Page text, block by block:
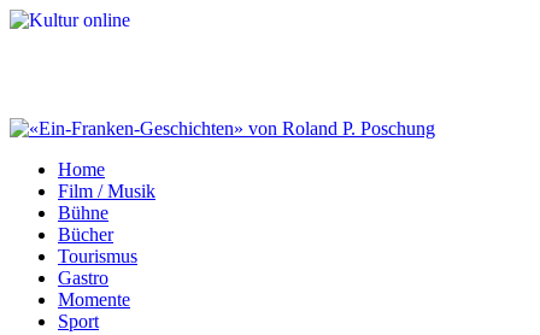
Home
Film / Musik
Bühne
Bücher
Tourismus
Gastro
Momente
Sport